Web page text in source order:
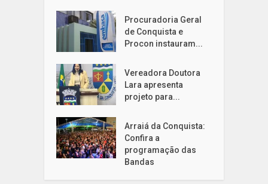
Procuradoria Geral
de Conquista e
Procon instauram...
Vereadora Doutora
Lara apresenta
projeto para...
Arraiá da Conquista:
Confira a
programação das
Bandas